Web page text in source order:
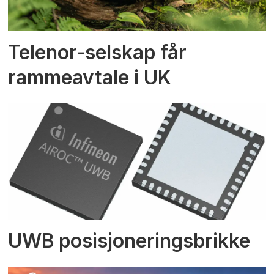
Telenor-selskap får
rammeavtale i UK
UWB posisjoneringsbrikke